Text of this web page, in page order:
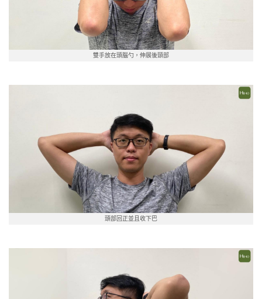
雙手放在頭腦勺，伸展後頸部
頭部回正並且收下巴